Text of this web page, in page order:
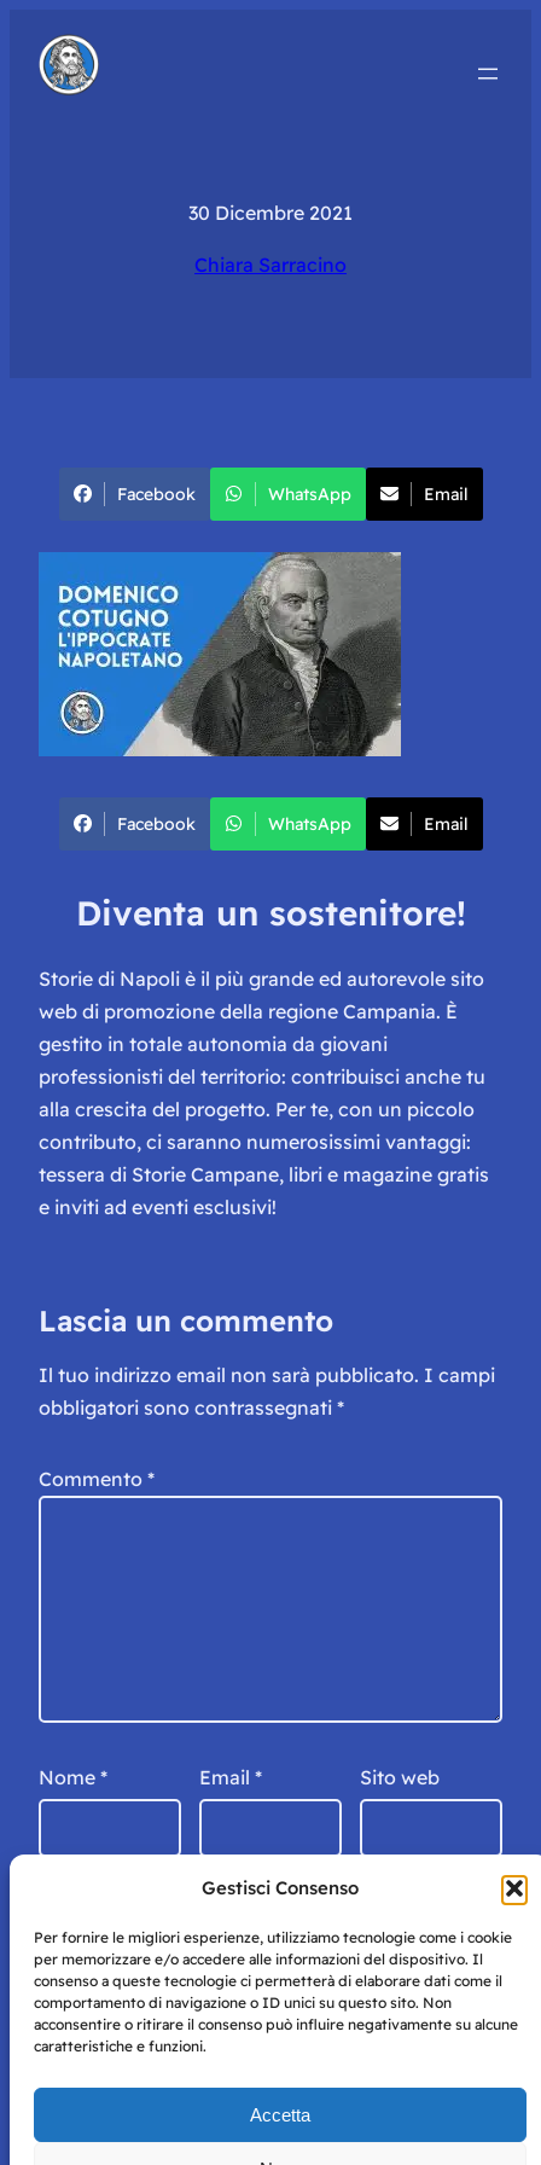
Gestisci Consenso
Per fornire le migliori esperienze, utilizziamo tecnologie come i cookie
per memorizzare e/o accedere alle informazioni del dispositivo. Il
consenso a queste tecnologie ci permetterà di elaborare dati come il
comportamento di navigazione o ID unici su questo sito. Non
acconsentire o ritirare il consenso può influire negativamente su alcune
caratteristiche e funzioni.
Accetta
30 Dicembre 2021
Chiara Sarracino
Facebook WhatsApp Email
Facebook WhatsApp Email
Diventa un sostenitore!
Storie di Napoli è il più grande ed autorevole sito
web di promozione della regione Campania. È
gestito in totale autonomia da giovani
professionisti del territorio: contribuisci anche tu
alla crescita del progetto. Per te, con un piccolo
contributo, ci saranno numerosissimi vantaggi:
tessera di Storie Campane, libri e magazine gratis
e inviti ad eventi esclusivi!
Lascia un commento
Il tuo indirizzo email non sarà pubblicato. I campi
obbligatori sono contrassegnati *
Commento *
Nome * Email * Sito web
Storie di Napoli è una testata registrata presso il tribunale di